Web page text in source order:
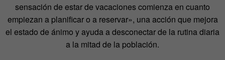
sensación de estar de vacaciones comienza en cuanto
empiezan a planificar o a reservar», una acción que mejora
el estado de ánimo y ayuda a desconectar de la rutina diaria
a la mitad de la población.